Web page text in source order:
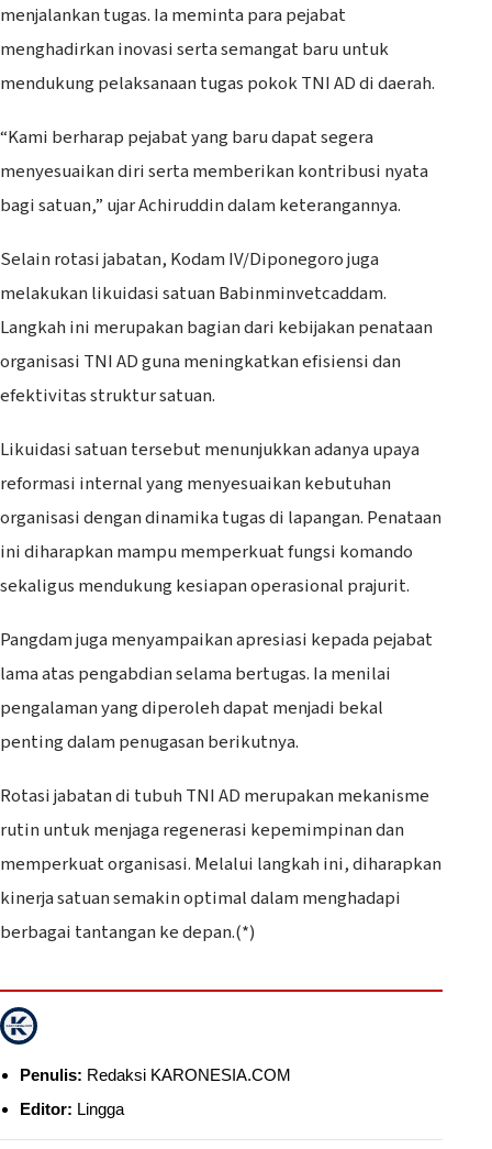
menjalankan tugas. Ia meminta para pejabat
menghadirkan inovasi serta semangat baru untuk
mendukung pelaksanaan tugas pokok TNI AD di daerah.
“Kami berharap pejabat yang baru dapat segera
menyesuaikan diri serta memberikan kontribusi nyata
bagi satuan,” ujar Achiruddin dalam keterangannya.
Selain rotasi jabatan, Kodam IV/Diponegoro juga
melakukan likuidasi satuan Babinminvetcaddam.
Langkah ini merupakan bagian dari kebijakan penataan
organisasi TNI AD guna meningkatkan efisiensi dan
efektivitas struktur satuan.
Likuidasi satuan tersebut menunjukkan adanya upaya
reformasi internal yang menyesuaikan kebutuhan
organisasi dengan dinamika tugas di lapangan. Penataan
ini diharapkan mampu memperkuat fungsi komando
sekaligus mendukung kesiapan operasional prajurit.
Pangdam juga menyampaikan apresiasi kepada pejabat
lama atas pengabdian selama bertugas. Ia menilai
pengalaman yang diperoleh dapat menjadi bekal
penting dalam penugasan berikutnya.
Rotasi jabatan di tubuh TNI AD merupakan mekanisme
rutin untuk menjaga regenerasi kepemimpinan dan
memperkuat organisasi. Melalui langkah ini, diharapkan
kinerja satuan semakin optimal dalam menghadapi
berbagai tantangan ke depan.(*)
Penulis: Redaksi KARONESIA.COM
Editor: Lingga